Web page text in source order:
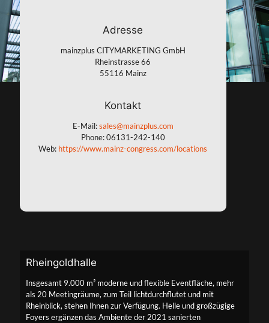
Adresse
mainzplus CITYMARKETING GmbH
Rheinstrasse 66
55116 Mainz
Kontakt
E-Mail:sales@mainzplus.com
Phone:06131-242-140
Web: https://www.mainz-congress.com/locations
Rheingoldhalle
Insgesamt 9.000 m² moderne und flexible Eventfläche, mehr
als 20 Meetingräume, zum Teil lichtdurchflutet und mit
Rheinblick, stehen Ihnen zur Verfügung. Helle und großzügige
Foyers ergänzen das Ambiente der 2021 sanierten